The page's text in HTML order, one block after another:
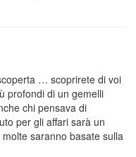
… scoprirete di voi
profondi di un gemelli
chi pensava di
per gli affari sarà un
saranno basate sulla